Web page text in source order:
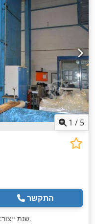
1 / 5
התקשר
שנת ייצור:,